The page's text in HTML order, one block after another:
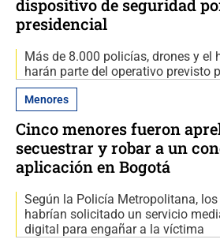
dispositivo de seguridad
presidencial
Más de 8.000 policías, drones y el
harán parte del operativo previsto
Menores
Cinco menores fueron
secuestrar y robar a un
aplicación en Bogotá
Según la Policía Metropolitana,
habrían solicitado un servicio
digital para engañar a la víctima